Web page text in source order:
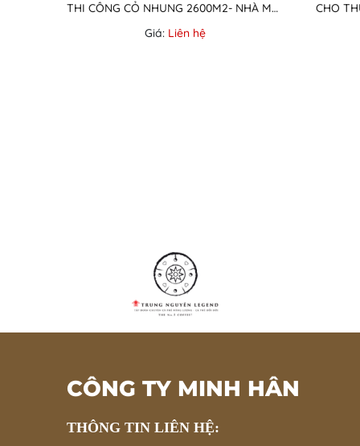
THI CÔNG CỎ NHUNG 2600M2- NHÀ MÁY CÔNG TY NASTEC NHẬT BẢN
Giá: Liên hệ
CÔNG TY MINH HÂN
THÔNG TIN LIÊN HỆ: